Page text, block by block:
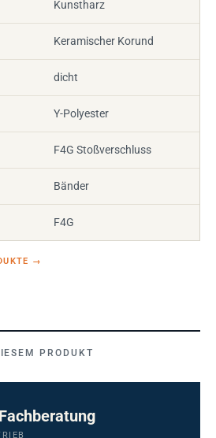
Kunstharz
Keramischer Korund
dicht
Y-Polyester
F4G Stoßverschluss
Bänder
F4G
→
PRODUKT